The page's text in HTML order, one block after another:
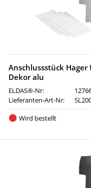
Anschlussstück Hager
Dekor alu
ELDAS®-Nr:
Lieferanten-Art-Nr:
Wird bestellt